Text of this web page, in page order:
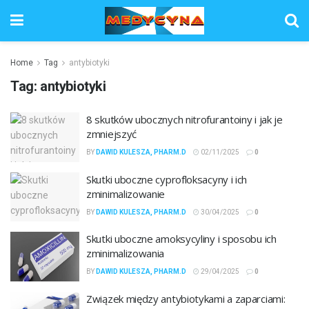
Home Tag antybiotyki
Tag: antybiotyki
8 skutków ubocznych nitrofurantoiny i jak je
zmniejszyć
BY DAWID KULESZA, PHARM.D 02/11/2025 0
Skutki uboczne cyprofloksacyny i ich
zminimalizowanie
BY DAWID KULESZA, PHARM.D 30/04/2025 0
Skutki uboczne amoksycyliny i sposobu ich
zminimalizowania
BY DAWID KULESZA, PHARM.D 29/04/2025 0
Związek między antybiotykami a zaparciami: